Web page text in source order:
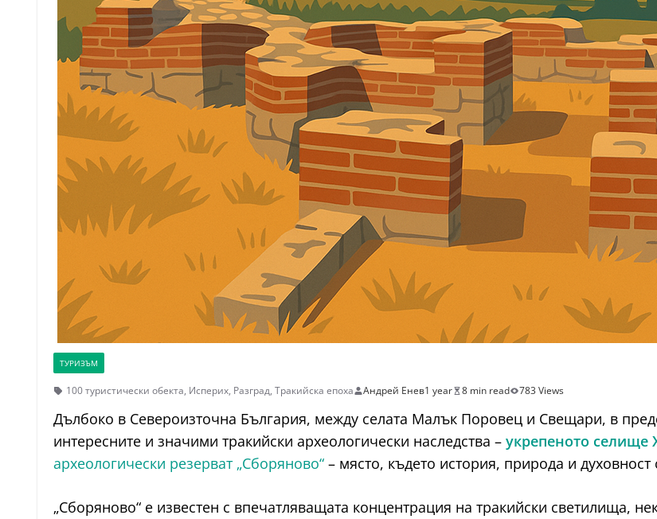
ТУРИЗЪМ
100 туристически обекта, Исперих, Разград, Тракийска епоха Андрей Енев1 year 8 min read 783 Views
Дълбоко в Североизточна България, между селата Малък Поровец и Свещари, в
интересните и значими тракийски археологически наследства – укрепеното селище
археологически резерват „Сборяново“ – място, където история, природа и
„Сборяново“ е известен с впечатляващата концентрация на тракийски светилища,